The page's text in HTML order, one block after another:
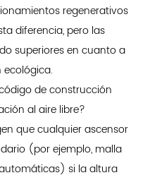
regenerativos
diferencia, pero las
superiores en cuanto a
de construcción
al aire libre?
que cualquier ascensor
(por ejemplo, malla
si la altura